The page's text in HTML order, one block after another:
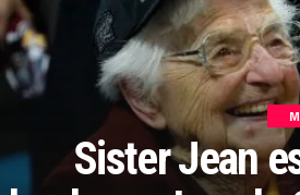
Sister Jean